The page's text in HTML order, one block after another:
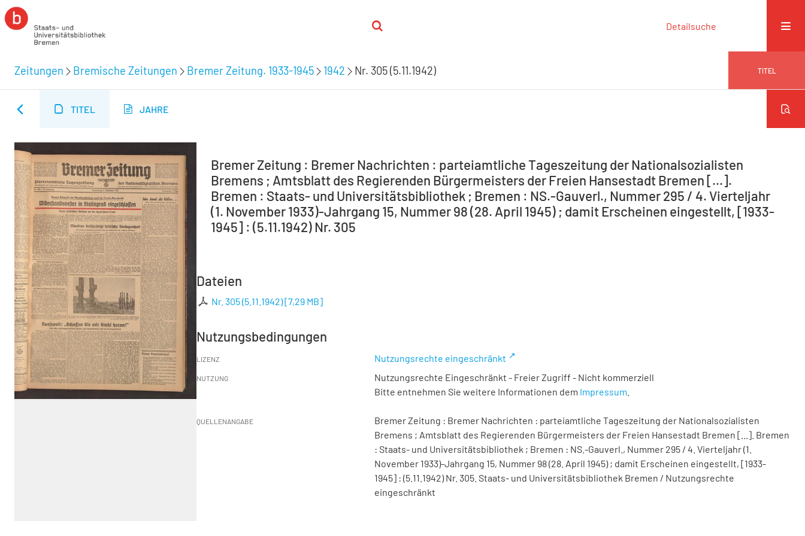
Detailsuche
Zeitungen Bremische Zeitungen Bremer Zeitung. 1933-1945 1942 Nr. 305 (5.11.1942) TITEL
TITEL JAHRE
Bremer Zeitung : Bremer Nachrichten : parteiamtliche Tageszeitung der Nationalsozialisten
Bremens ; Amtsblatt des Regierenden Bürgermeisters der Freien Hansestadt Bremen [...].
Bremen : Staats- und Universitätsbibliothek ; Bremen : NS.-Gauverl., Nummer 295 / 4. Vierteljahr
(1. November 1933)-Jahrgang 15, Nummer 98 (28. April 1945) ; damit Erscheinen eingestellt, [1933-
1945] : (5.11.1942) Nr. 305
Dateien
Nr. 305 (5.11.1942)[7,29 MB]
Nutzungsbedingungen
LIZENZ Nutzungsrechte eingeschränkt
NUTZUNG
Nutzungsrechte Eingeschränkt - Freier Zugriff - Nicht kommerziell
Bitte entnehmen Sie weitere Informationen dem Impressum
QUELLENANGABE
Bremer Zeitung : Bremer Nachrichten : parteiamtliche Tageszeitung der Nationalsozialisten
Bremens ; Amtsblatt des Regierenden Bürgermeisters der Freien Hansestadt Bremen [...]. Bremen
: Staats- und Universitätsbibliothek ; Bremen : NS.-Gauverl., Nummer 295 / 4. Vierteljahr (1.
November 1933)-Jahrgang 15, Nummer 98 (28. April 1945) ; damit Erscheinen eingestellt, [1933-
1945] : (5.11.1942) Nr. 305. Staats- und Universitätsbibliothek Bremen / Nutzungsrechte
eingeschränkt